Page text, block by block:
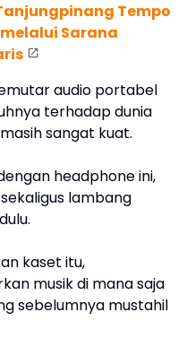
Tempo
Sarana
audio portabel
terhadap dunia
sangat kuat.
headphone ini,
lambang
kaset itu,
musik di mana saja
sebelumnya mustahil